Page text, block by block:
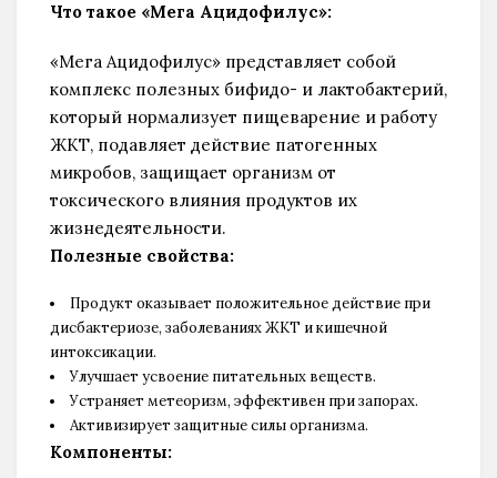
Что такое «Мега Ацидофилус»:
«Мега Ацидофилус» представляет собой
комплекс полезных бифидо- и лактобактерий,
который нормализует пищеварение и работу
ЖКТ, подавляет действие патогенных
микробов, защищает организм от
токсического влияния продуктов их
жизнедеятельности.
Полезные свойства:
Продукт оказывает положительное действие при
дисбактериозе, заболеваниях ЖКТ и кишечной
интоксикации.
Улучшает усвоение питательных веществ.
Устраняет метеоризм, эффективен при запорах.
Активизирует защитные силы организма.
Компоненты: